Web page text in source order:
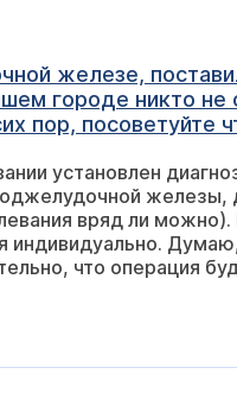
железе,
городе никто не
пор, посоветуйте
установлен
вряд ли
индивидуально.
что операция